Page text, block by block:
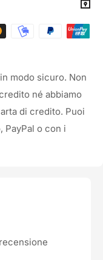
modo sicuro. Non
né abbiamo
di credito. Puoi
PayPal o con i